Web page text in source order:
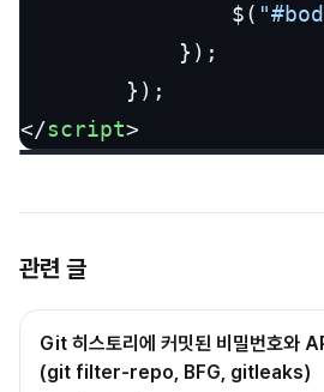
                $(
            });
</script>
관련 글
Git 히스토리에 커밋된 비밀번호와
(git filter-repo, BFG, gitleaks)